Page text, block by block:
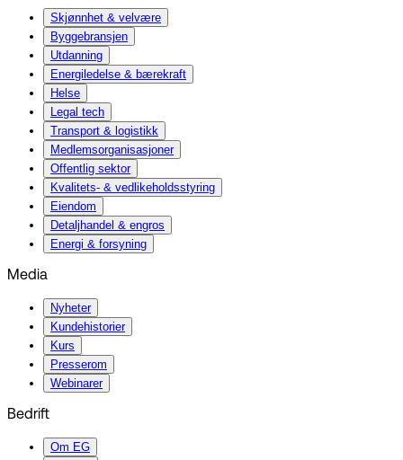
Skjønnhet & velvære
Byggebransjen
Utdanning
Energiledelse & bærekraft
Helse
Legal tech
Transport & logistikk
Medlemsorganisasjoner
Offentlig sektor
Kvalitets- & vedlikeholdsstyring
Eiendom
Detaljhandel & engros
Energi & forsyning
Media
Nyheter
Kundehistorier
Kurs
Presserom
Webinarer
Bedrift
Om EG